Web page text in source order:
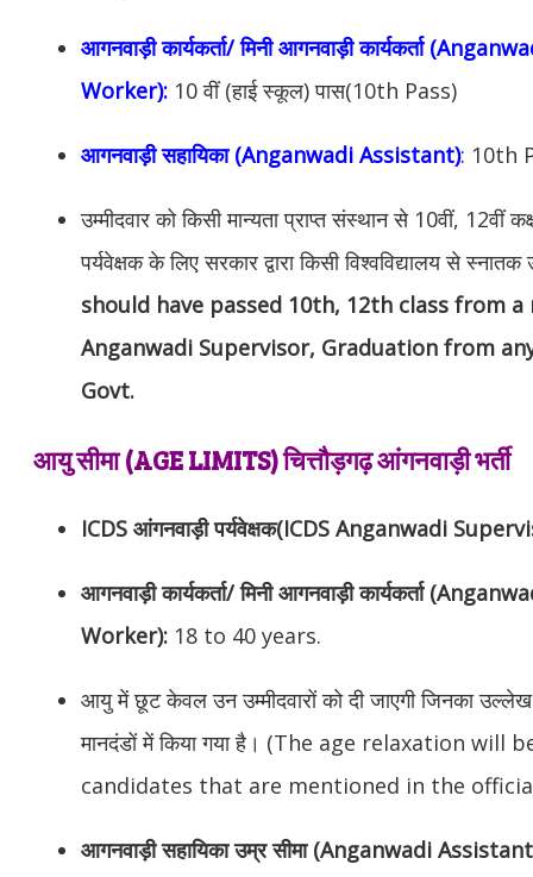
आगनवाड़ी कार्यकर्ता/ मिनी आगनवाड़ी कार्यकर्ता
Worker): 10 वीं (हाई स्कूल) पास(10th Pass)
आगनवाड़ी सहायिका (Anganwadi Assistant): 10th
उम्मीदवार को किसी मान्यता प्राप्त संस्थान से 10वीं, 12वीं
पर्यवेक्षक के लिए सरकार द्वारा किसी विश्वविद्यालय से स्नातक
should have passed 10th, 12th class from
Anganwadi Supervisor, Graduation from
Govt.
आयु सीमा (AGE LIMITS) चित्तौड़गढ़ आंगनवाड़ी भर्ती
ICDS आंगनवाड़ी पर्यवेक्षक(ICDS Anganwadi
आगनवाड़ी कार्यकर्ता/ मिनी आगनवाड़ी कार्यकर्ता
Worker): 18 to 40 years.
आयु में छूट केवल उन उम्मीदवारों को दी जाएगी जिनका
मानदंडों में किया गया है। (The age relaxation
candidates that are mentioned in the
आगनवाड़ी सहायिका उम्र सीमा (Anganwadi